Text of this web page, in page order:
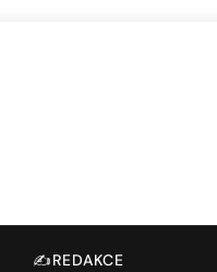
✍️REDAKCE